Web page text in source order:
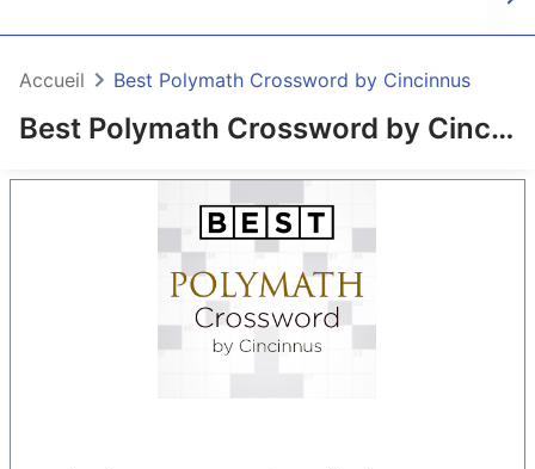
Best Polymath Crossword by Cincinnus
Accueil Best Polymath Crossword by Cincinnus